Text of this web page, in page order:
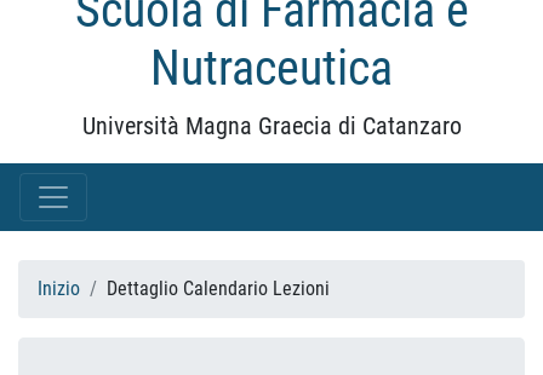
Nutraceutica
Università Magna Graecia di Catanzaro
Inizio Dettaglio Calendario Lezioni